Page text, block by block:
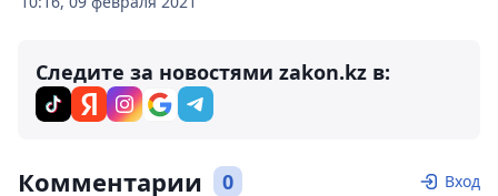
Следите за новостями zakon.kz в:
Комментарии 0 Вход